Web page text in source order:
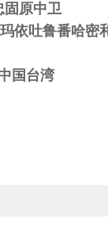
固原中卫
依吐鲁番哈密
国台湾